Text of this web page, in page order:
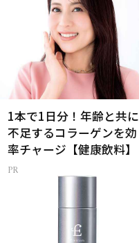
1本で1日分！年齢と共に
不足するコラーゲンを効
率チャージ【健康飲料】